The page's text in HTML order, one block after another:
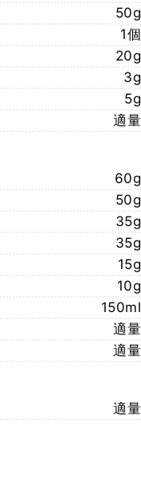
50g
1個
20g
3g
5g
適量
60g
50g
35g
35g
15g
10g
150ml
適量
適量
適量